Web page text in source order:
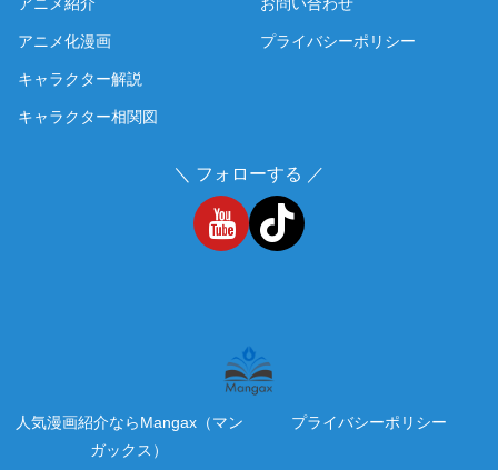
アニメ紹介
アニメ化漫画
キャラクター解説
キャラクター相関図
お問い合わせ
プライバシーポリシー
＼ フォローする ／
人気漫画紹介ならMangax（マン
ガックス）
プライバシーポリシー